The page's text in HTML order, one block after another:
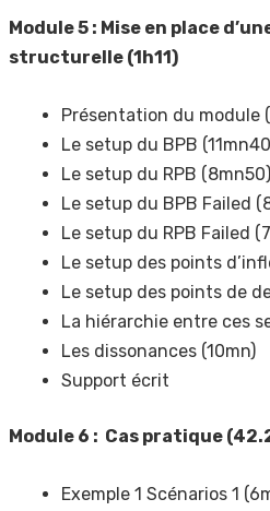
Module 5 : Mise en place
structurelle (1h11)
Présentation du module
Le setup du BPB
Le setup du RPB (8mn50)
Le setup du BPB Failed
Le setup du RPB Failed
Le setup des points
Le setup des points de
La hiérarchie entre ces
Les dissonances (10mn)
Support écrit
Module 6 : Cas pratique
Exemple 1 Scénarios 1